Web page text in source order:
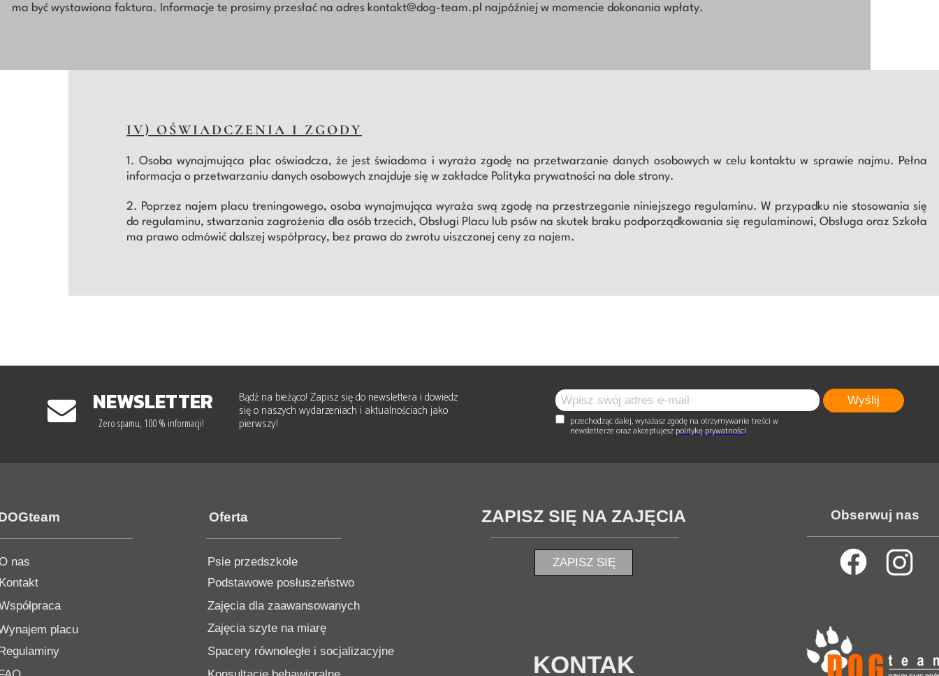
IV) OŚWIADCZENIA I ZGODY
1. Osoba wynajmująca plac oświadcza, że jest świadoma i wyraża zgodę na przetwarzanie danych osobowych w celu kontaktu w sprawie najmu. Pełna
informacja o przetwarzaniu danych osobowych znajduje się w zakładce Polityka prywatności na dole strony.
2. Poprzez najem placu treningowego, osoba wynajmująca wyraża swą zgodę na przestrzeganie niniejszego regulaminu. W przypadku nie stosowania się
do regulaminu, stwarzania zagrożenia dla osób trzecich, Obsługi Placu lub psów na skutek braku podporządkowania się regulaminowi, Obsługa oraz Szkoła
ma prawo odmówić dalszej współpracy, bez prawa do zwrotu uiszczonej ceny za najem.
ma być wystawiona faktura. Informacje te prosimy przesłać na adres kontakt@dog-team.pl najpóźniej w momencie dokonania wpłaty.
ZAPISZ SIĘ NA ZAJĘCIA
ZAPISZ SIĘ
NEWSLETTER
przechodząc dalej, wyrażasz zgodę na otrzymywanie treści w
newsletterze oraz akceptujesz politykę prywatności
Wyślij
Zero spamu, 100 % informacji!
Bądź na bieżąco! Zapisz się do newslettera i dowiedz
się o naszych wydarzeniach i aktualnościach jako
pierwszy!
Podstawowe posłuszeństwo
Psie przedszkole
placu
nas
Oferta
Spacery równoległe i socjalizacyjne KONTAK
Obserwuj nas
Zajęcia dla zaawansowanych
Zajęcia szyte na miarę